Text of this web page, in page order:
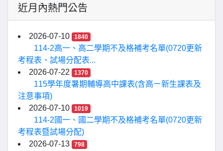
近月內熱門公告
2026-07-10 1840
114-2高一、高二學期不及格補考名單(0720更新
考程表、試場分配表...
2026-07-22
1370
115學年度暑期輔導高中課表(含高ㄧ新生課表及
注意事項)
2026-07-10
1019
114-2國一、國二學期不及格補考名單(0720更新
考程表暨試場分配)
2026-07-13
798